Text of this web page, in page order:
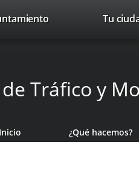
Tu
Tráfico y
Inicio ¿Qué hacemos?